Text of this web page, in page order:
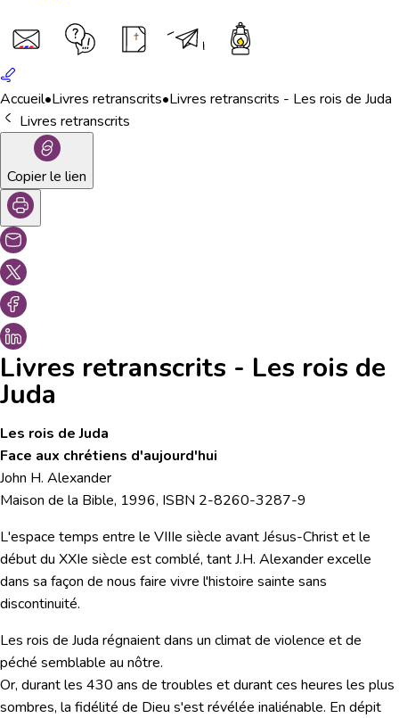
Accueil•Livres retranscrits•Livres retranscrits - Les rois de Juda
Livres retranscrits
Copier le lien
Livres retranscrits - Les rois de
Juda
Les rois de Juda
Face aux chrétiens d'aujourd'hui
John H. Alexander
Maison de la Bible, 1996, ISBN 2-8260-3287-9
L'espace temps entre le VIIIe siècle avant Jésus-Christ et le
début du XXIe siècle est comblé, tant J.H. Alexander excelle
dans sa façon de nous faire vivre l'histoire sainte sans
discontinuité.
Les rois de Juda régnaient dans un climat de violence et de
péché semblable au nôtre.
Or, durant les 430 ans de troubles et durant ces heures les plus
sombres, la fidélité de Dieu s'est révélée inaliénable. En dépit